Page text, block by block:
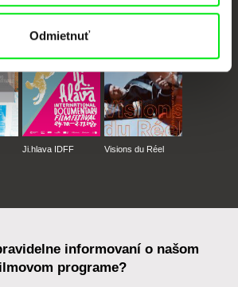
Odmietnuť
Against Gravity
Ji.hlava IDFF Visions du Réel
informovaní o našom
programe?